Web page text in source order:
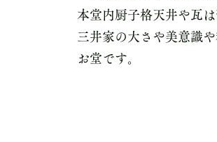
本堂内厨子格天井や瓦
三井家の大さや美意識
お堂です。